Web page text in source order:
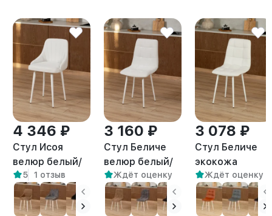
4 346 ₽
Стул Исоя
велюр белый/
белый
5 1 отзыв
3 160 ₽
Стул Беличе
велюр белый/
белый
Ждёт оценку
3 078 ₽
Стул Беличе
экокожа
белый/белый
Ждёт оценку